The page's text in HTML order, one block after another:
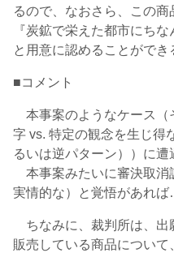
るので、なおさら、この商
『炭鉱で栄えた都市にち
と用意に認めることができ
■コメント
本事案のようなケース（
字 vs. 特定の観念を生じ
るいは逆パターン））に
本事案みたいに審決取消
実情的な）と覚悟があれ
ちなみに、裁判所は、出
販売している商品につい